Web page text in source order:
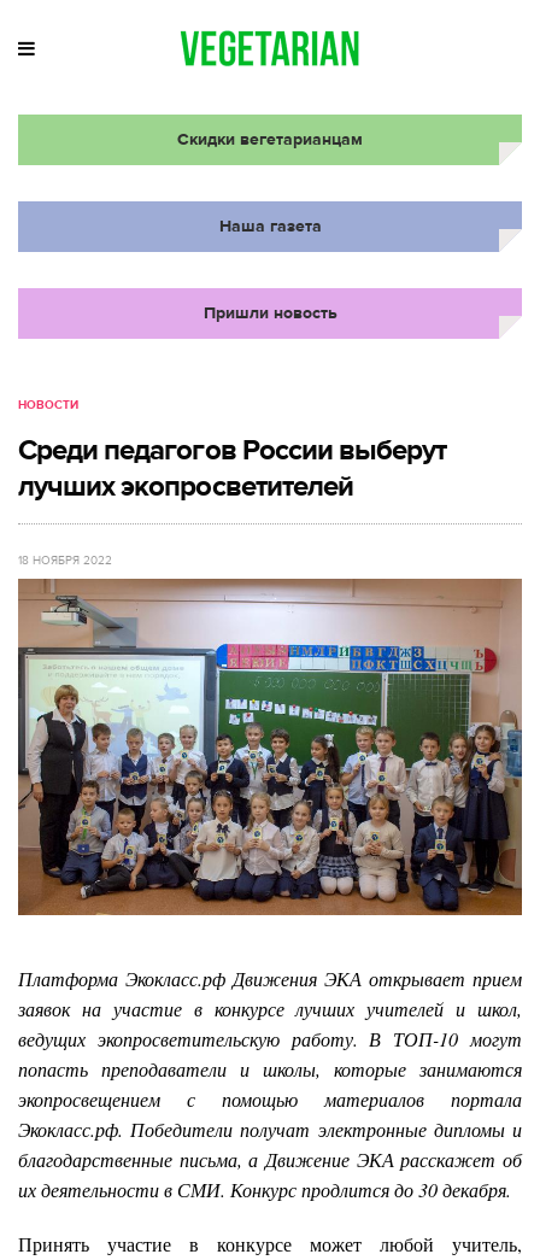
Скидки вегетарианцам
Наша газета
Пришли новость
НОВОСТИ
Среди педагогов России выберут
лучших экопросветителей
18 НОЯБРЯ 2022
Платформа Экокласс.рф Движения ЭКА открывает прием
заявок на участие в конкурсе лучших учителей и школ,
ведущих экопросветительскую работу. В ТОП-10 могут
попасть преподаватели и школы, которые занимаются
экопросвещением с помощью материалов портала
Экокласс.рф. Победители получат электронные дипломы и
благодарственные письма, а Движение ЭКА расскажет об
их деятельности в СМИ. Конкурс продлится до 30 декабря.
Принять участие в конкурсе может любой учитель,